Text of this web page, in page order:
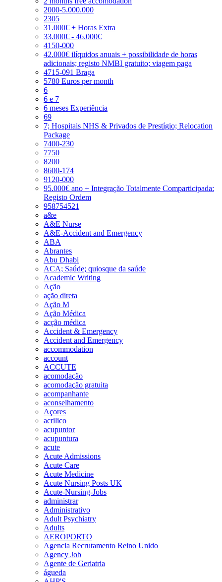
2000-5.000.000
2305
31.000€ + Horas Extra
33.000€ - 46.000€
4150-000
42.000€ ilíquidos anuais + possibilidade de horas
adicionais; registo NMBI gratuito; viagem paga
4715-091 Braga
5780 Euros per month
6
6 e 7
6 meses Experiência
69
7; Hospitais NHS & Privados de Prestígio; Relocation
Package
7400-230
7750
8200
8600-174
9120-000
95.000€ ano + Integração Totalmente Comparticipada:
Registo Ordem
958754521
a&e
A&E Nurse
A&E-Accident and Emergency
ABA
Abrantes
Abu Dhabi
ACA; Saúde; quiosque da saúde
Academic Writing
Ação
ação direta
Ação M
Ação Médica
acção médica
Accident & Emergency
Accident and Emergency
accommodation
account
ACCUTE
acomodação
acomodação gratuita
acompanhante
aconselhamento
Açores
acrilico
acupuntor
acupuntura
acute
Acute Admissions
Acute Care
Acute Medicine
Acute Nursing Posts UK
Acute-Nursing-Jobs
administrar
Administrativo
Adult Psychiatry
Adults
AEROPORTO
Agencia Recrutamento Reino Unido
Agency Job
Agente de Geriatria
águeda